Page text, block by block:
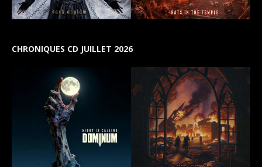
CHRONIQUES CD JUILLET 2026